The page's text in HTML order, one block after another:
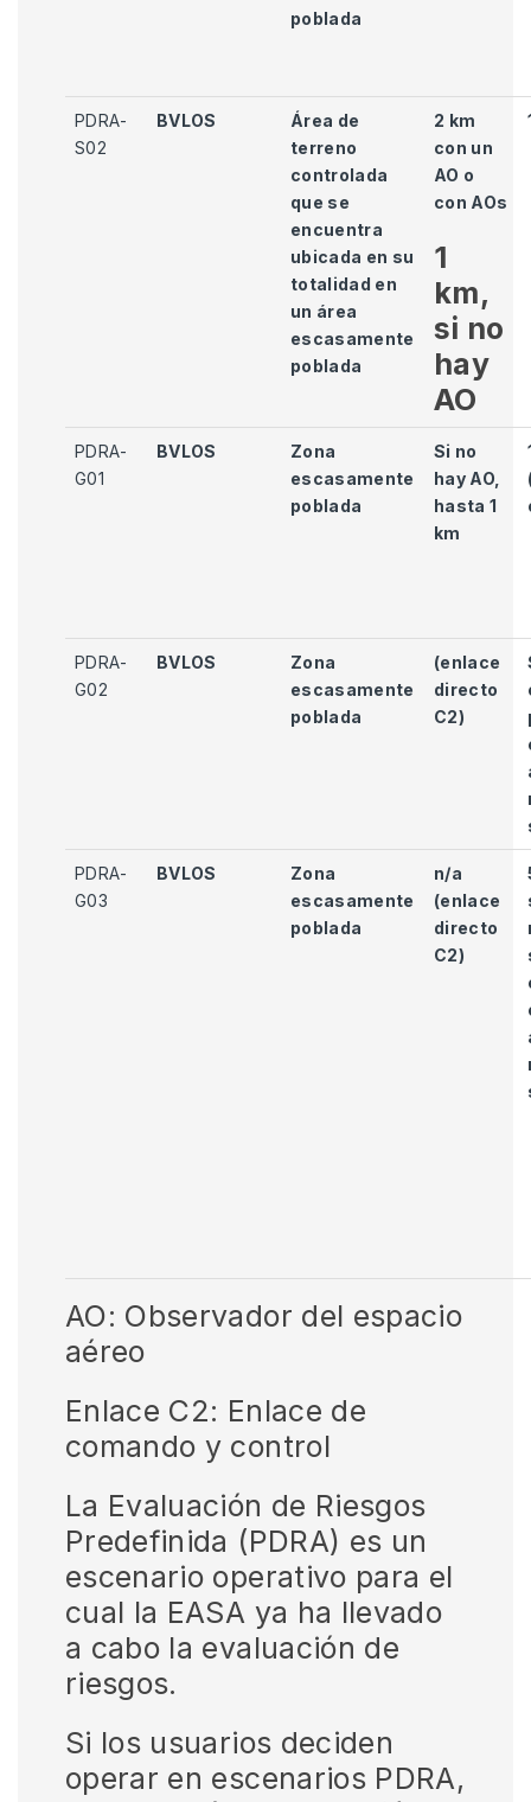
poblada
PDRA-
S02
BVLOS
Área de
terreno
controlada
que se
encuentra
ubicada en su
totalidad en
un área
escasamente
poblada
2 km
con un
AO o
con AOs
1
km,
si no
hay
AO
PDRA-
G01
BVLOS
Zona
escasamente
poblada
Si no
hay AO,
hasta 1
km
PDRA-
G02
BVLOS
Zona
escasamente
poblada
(enlace
directo
C2)
PDRA-
G03
BVLOS
Zona
escasamente
poblada
n/a
(enlace
directo
C2)
AO: Observador del espacio
aéreo
Enlace C2: Enlace de
comando y control
La Evaluación de Riesgos
Predefinida (PDRA) es un
escenario operativo para el
cual la EASA ya ha llevado
a cabo la evaluación de
riesgos.
Si los usuarios deciden
operar en escenarios PDRA,